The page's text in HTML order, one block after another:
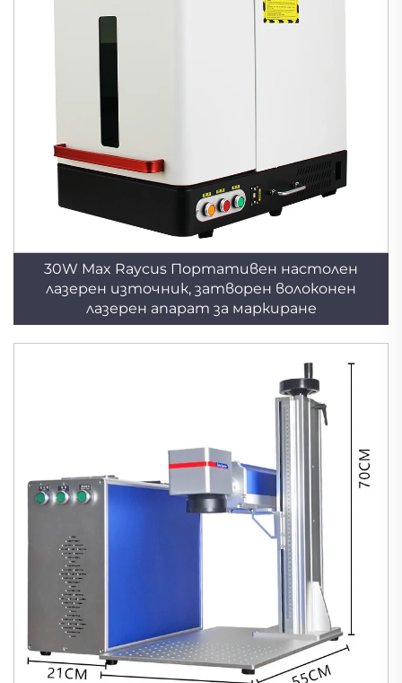
30W Max Raycus Портативен настолен
лазерен източник, затворен волоконен
лазерен апарат за маркиране